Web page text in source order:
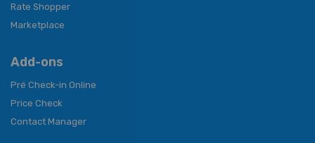
Rate Shopper
Marketplace
Add-ons
Pré Check-in Online
Price Check
Contact Manager